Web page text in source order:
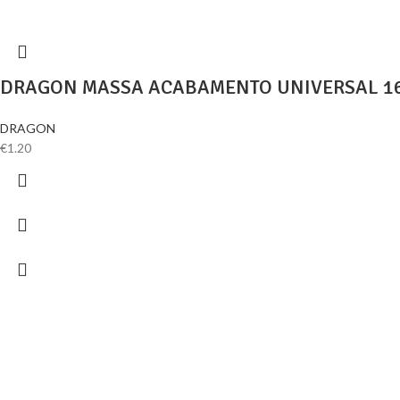
DRAGON MASSA ACABAMENTO UNIVERSAL
DRAGON
€1.20